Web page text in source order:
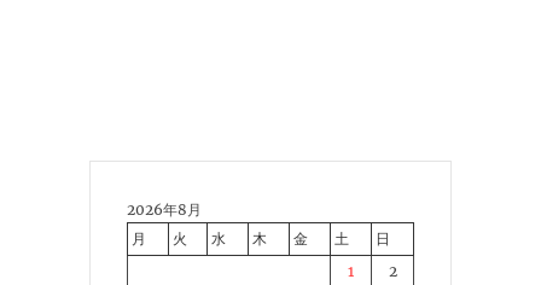
2026年8月
月
火 水 木 金 土
日
1
2